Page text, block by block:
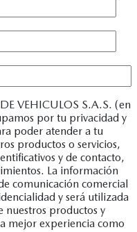
VEHICULOS S.A.S. (en
por tu privacidad y
poder atender a tu
productos o servicios,
y de contacto,
La información
comunicación comercial
y será utilizada
productos y
mejor experiencia como